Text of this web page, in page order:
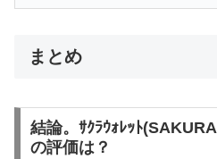
まとめ
結論。ｻｸﾗｳｫﾚｯﾄ
の評価は？